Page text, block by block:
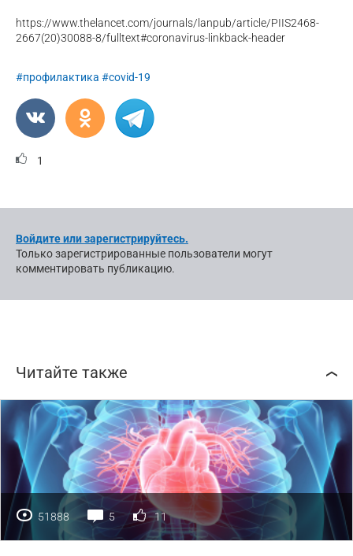
https://www.thelancet.com/journals/lanpub/article/PIIS2468-
2667(20)30088-8/fulltext#coronavirus-linkback-header
#профилактика #covid-19
1
Войдите или зарегистрируйтесь.
Только зарегистрированные пользователи могут
комментировать публикацию.
Читайте также
51888 5 11